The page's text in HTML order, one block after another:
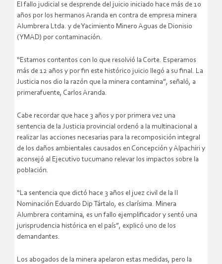
El fallo judicial se desprende del juicio iniciado hace más de 10
años por los hermanos Aranda en contra de empresa minera
Alumbrera Ltda. y de Yacimiento Minero Aguas de Dionisio
(YMAD) por contaminación.
“Estamos contentos con lo que resolvió la Corte. Esperamos
más de 12 años y por fin este histórico juicio llegó a su final. La
Justicia nos dio la razón que la minera contamina”, señaló, a
primerafuente, Carlos Aranda.
Cabe recordar que hace 3 años y por primera vez una
sentencia de la Justicia provincial ordenó a la multinacional a
realizar las acciones necesarias para la recomposición integral
de los daños ambientales causados en Concepción y Alpachiri y
aconsejó al Ejecutivo tucumano relevar los impactos sobre la
población.
“La sentencia que dictó hace 3 años el juez civil de la II
Nominación Eduardo Dip Tártalo, es clarísima. Minera
Alumbrera contamina, es un fallo ejemplificador y sentó una
jurisprudencia histórica en el país”, explicó uno de los
demandantes.
Los abogados de la minera apelaron estas medidas, pero la